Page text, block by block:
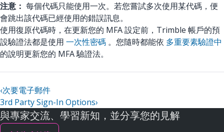
注意： 每個代碼只能使用一次。若您嘗試多次使用某代碼，便
會跳出該代碼已經使用的錯誤訊息。
使用復原代碼時，在更新您的 MFA 設定前，Trimble 帳戶的預
設驗證法都是使用 一次性密碼 。您隨時都能依 多重要素驗證中
的說明更新您的 MFA 驗證法。
‹次要電子郵件
3rd Party Sign-In Options›
與專家交流、學習新知，並分享您的見解